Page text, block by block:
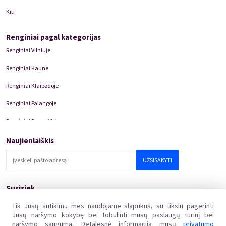
Tik Jūsų sutikimu mes naudojame slapukus, su tikslu pagerinti
Jūsų naršymo kokybę bei tobulinti mūsų paslaugų turinį bei
naršymo saugumą. Detalesnė informacija mūsų privatumo
Kiti
Renginiai pagal kategorijas
Renginiai Vilniuje
Renginiai Kaune
Renginiai Klaipėdoje
Renginiai Palangoje
Renginiai Panevėžyje
Domino Teatro Spektakliai
Naujienlaiškis
UŽSISAKYTI
Susisiek
Adresas:Žalgirio g.135, LT-08217 Vilnius